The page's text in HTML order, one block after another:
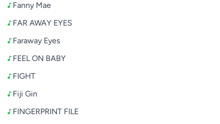
Fanny Mae
FAR AWAY EYES
Faraway Eyes
FEEL ON BABY
FIGHT
Fiji Gin
FINGERPRINT FILE